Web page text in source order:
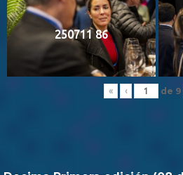
250711 86
« ‹ de 9